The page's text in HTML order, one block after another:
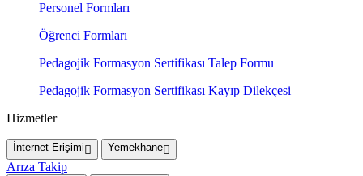
Personel Formları
Öğrenci Formları
Pedagojik Formasyon Sertifikası Talep Formu
Pedagojik Formasyon Sertifikası Kayıp Dilekçesi
Hizmetler
İnternet Erişimi Yemekhane
Arıza Takip